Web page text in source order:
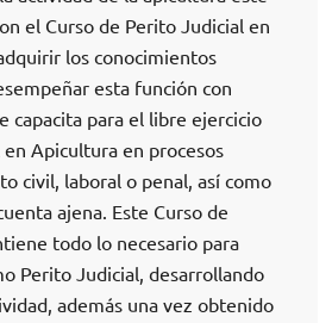
el Curso de Perito Judicial en
los conocimientos
esta función con
capacita para el libre ejercicio
Apicultura en procesos
civil, laboral o penal, así como
ajena. Este Curso de
todo lo necesario para
Perito Judicial, desarrollando
además una vez obtenido